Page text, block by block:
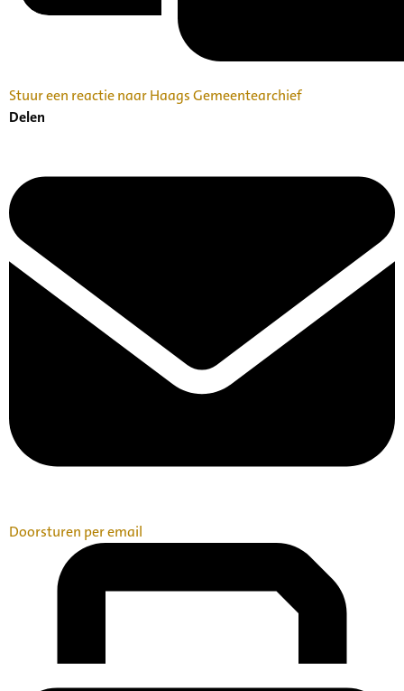
Stuur een reactie naar Haags Gemeentearchief
Delen
Doorsturen per email